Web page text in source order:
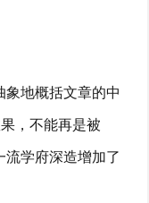
地概括文章的中
，不能再是被
学府深造增加了